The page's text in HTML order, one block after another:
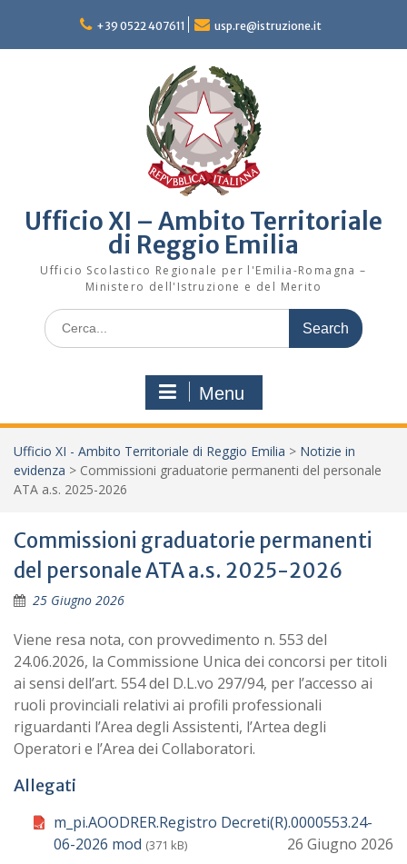
content
+39 0522 407611 usp.re@istruzione.it
Ufficio XI – Ambito Territoriale
di Reggio Emilia
Ufficio Scolastico Regionale per l'Emilia-Romagna –
Ministero dell'Istruzione e del Merito
Search
for:
Menu
Ufficio XI - Ambito Territoriale di Reggio Emilia > Notizie in
evidenza > Commissioni graduatorie permanenti del personale
ATA a.s. 2025-2026
Commissioni graduatorie permanenti
del personale ATA a.s. 2025-2026
25 Giugno 2026
Viene resa nota, con provvedimento n. 553 del
24.06.2026, la Commissione Unica dei concorsi per titoli
ai sensi dell’art. 554 del D.L.vo 297/94, per l’accesso ai
ruoli provinciali relativi ai profili professionali
riguardanti l’Area degli Assistenti, l’Artea degli
Operatori e l’Area dei Collaboratori.
Allegati
m_pi.AOODRER.Registro Decreti(R).0000553.24-
06-2026 mod (371 kB) 26 Giugno 2026